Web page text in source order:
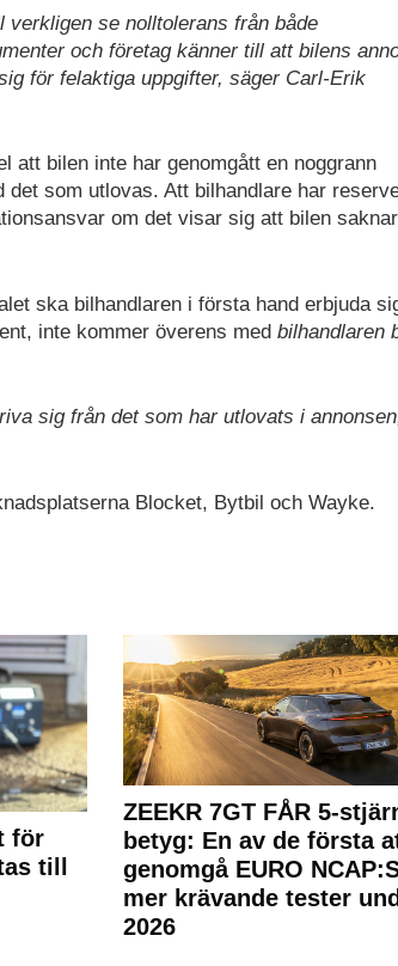
se nolltolerans från både
och företag känner till att bilens
för felaktiga uppgifter, säger Carl-Erik
att bilen inte har genomgått en noggrann
som utlovas. Att bilhandlare har
om det visar sig att bilen saknar
ska bilhandlaren i första hand erbjuda
inte kommer överens med bilhandlaren
sig från det som har utlovats i
Blocket, Bytbil och Wayke.
för
till
ZEEKR 7GT FÅR 5-
betyg: En av de första
genomgå EURO
mer krävande tester
2026